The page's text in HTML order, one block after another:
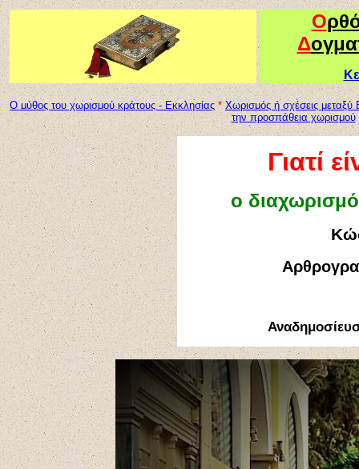
Ο
Δ
Ο μύθος του χωρισμού κράτους - Εκκλησίας * Χωρισμός ή σχέσεις μεταξύ
την προσπάθεια χωρισμού
Γιατί
ο